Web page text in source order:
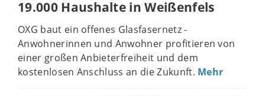
19.000 Haushalte in Weißenfels
OXG baut ein offenes Glasfasernetz -
Anwohnerinnen und Anwohner profitieren von
einer großen Anbieterfreiheit und dem
kostenlosen Anschluss an die Zukunft. Mehr